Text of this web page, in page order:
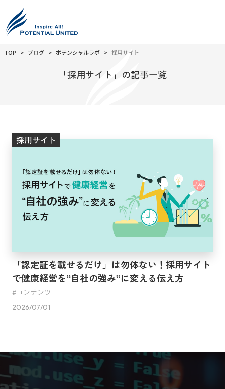
TOP ブログ ポテンシャルラボ 採用サイト
「採用サイト」の記事一覧
採用サイト
「認定証を載せるだけ」は勿体ない！採用サイト
で健康経営を“自社の強み”に変える伝え方
コンテンツ
2026/07/01